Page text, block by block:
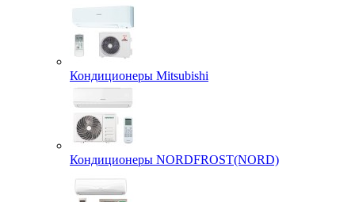
Кондиционеры Mitsubishi
Кондиционеры NORDFROST(NORD)